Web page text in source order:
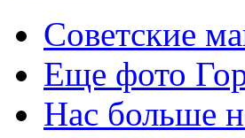
Советские
Еще фото
Нас больше